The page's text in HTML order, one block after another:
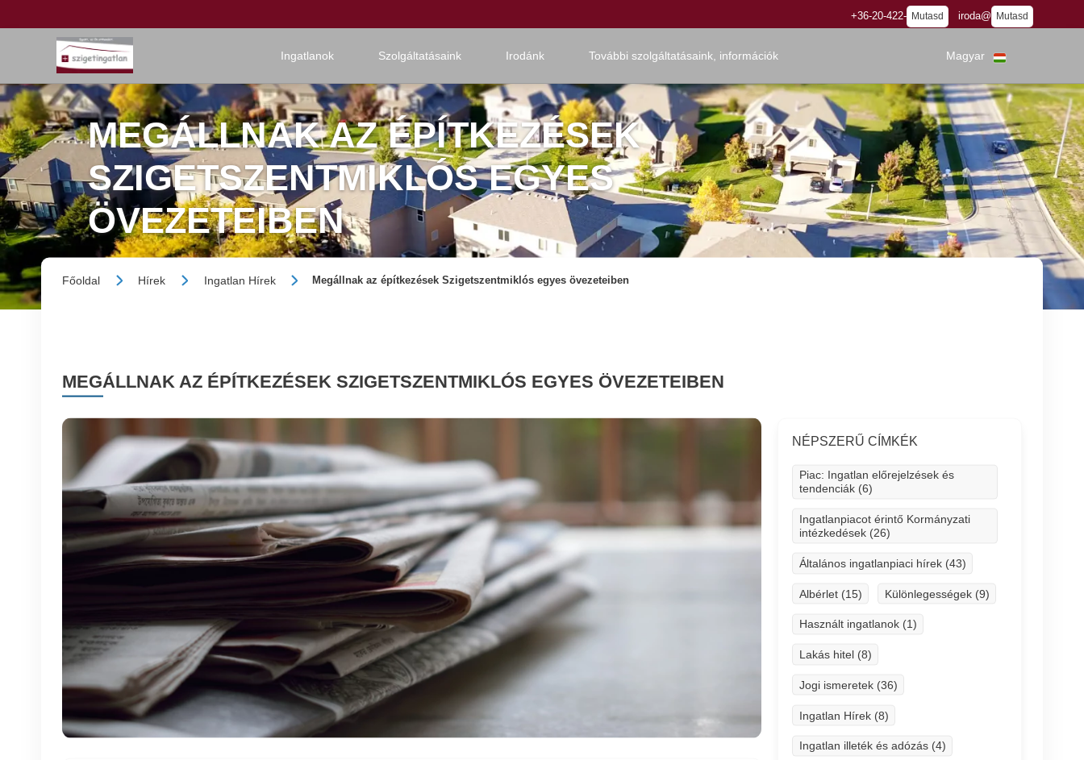
+36-20-422- Mutasd iroda@ Mutasd
Ingatlanok Szolgáltatásaink Irodánk További szolgáltatásaink, információk Magyar
MEGÁLLNAK AZ ÉPÍTKEZÉSEK
SZIGETSZENTMIKLÓS EGYES
ÖVEZETEIBEN
Főoldal Hírek Ingatlan Hírek Megállnak az építkezések Szigetszentmiklós egyes övezeteiben
MEGÁLLNAK AZ ÉPÍTKEZÉSEK SZIGETSZENTMIKLÓS EGYES ÖVEZETEIBEN
NÉPSZERŰ CÍMKÉK
Piac: Ingatlan előrejelzések és
tendenciák (6)
Ingatlanpiacot érintő Kormányzati
intézkedések (26)
Általános ingatlanpiaci hírek (43)
Albérlet (15) Különlegességek (9)
Használt ingatlanok (1)
Lakás hitel (8)
Jogi ismeretek (36)
Ingatlan Hírek (8)
Ingatlan illeték és adózás (4)